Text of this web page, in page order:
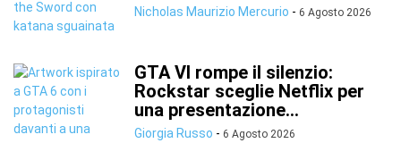
Nicholas Maurizio Mercurio - 6 Agosto 2026
GTA VI rompe il silenzio:
Rockstar sceglie Netflix per
una presentazione...
Giorgia Russo - 6 Agosto 2026